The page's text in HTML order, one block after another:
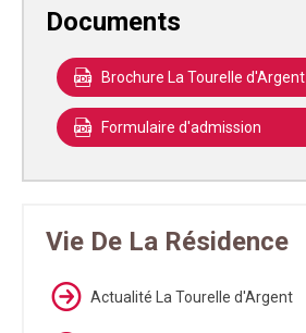
Documents
Brochure La Tourelle d'Argent
Formulaire d'admission
Vie De La Résidence
Actualité La Tourelle d'Argent